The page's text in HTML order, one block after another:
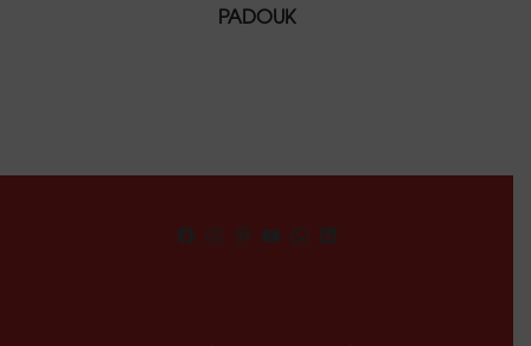
PADOUK
Facebook
Instagram
Pinterest
YouTube
WhatsApp
LinkedIn